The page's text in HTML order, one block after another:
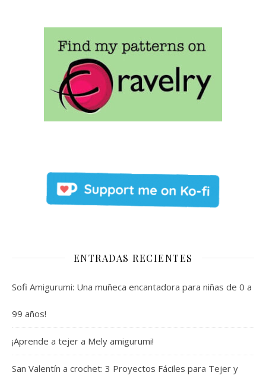
ENTRADAS RECIENTES
Sofi Amigurumi: Una muñeca encantadora para niñas de 0 a
99 años!
¡Aprende a tejer a Mely amigurumi!
San Valentín a crochet: 3 Proyectos Fáciles para Tejer y